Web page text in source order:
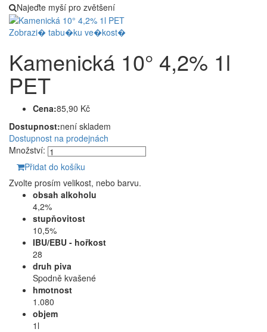
Najeďte myší pro zvětšení
Zobrazi� tabu�ku ve�kost�
Kamenická 10° 4,2% 1l
PET
Cena:85,90 Kč
Dostupnost:není skladem
Dostupnost na prodejnách
Množství:
Přidat do košíku
Zvolte prosím velikost, nebo barvu.
obsah alkoholu
4,2%
stupňovitost
10,5%
IBU/EBU - hořkost
28
druh piva
Spodně kvašené
hmotnost
1.080
objem
1l